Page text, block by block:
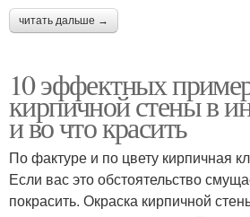
читать дальше →
10 эффектных
кирпичной стены в
и во что красить
По фактуре и по цвету кирпичная
Если вас это обстоятельство
покрасить. Окраска кирпичной